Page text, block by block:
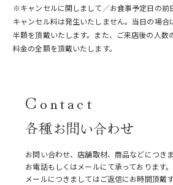
※キャンセルに関しまして／お食事予定日の前
キャンセル料は発生いたしません。当日の場
半額を頂戴いたします。また、ご来店後の人数
料金の全額を頂戴いたします。
Contact
各種お問い合わせ
お問い合わせ、店舗取材、商品などにつき
お電話もしくはメールにて承っております。
メールにつきましてはご返信にお時間頂戴